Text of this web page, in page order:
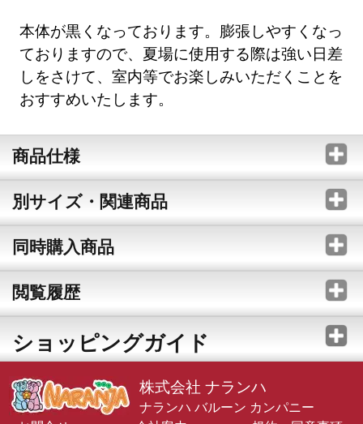
本体が黒くなっております。膨張しやすくなっ
ておりますので、夏場に使用する際は強い日差
しをさけて、室内等でお楽しみいただくことを
おすすめいたします。
商品仕様
別サイズ・関連商品
同時購入商品
閲覧履歴
ショッピングガイド
株式会社 ナランハ
ナランハ バルーン カンパニー